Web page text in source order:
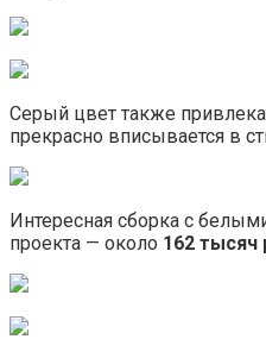
Серый цвет также
прекрасно вписывается в
Интересная сборка с
проекта — около 162 тысяч